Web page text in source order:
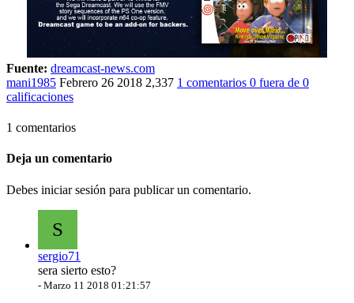
Fuente: dreamcast-news.com
mani1985 Febrero 26 2018 2,337 1 comentarios 0 fuera de 0
calificaciones
1 comentarios
Deja un comentario
Debes iniciar sesión para publicar un comentario.
S
sergio71
sera sierto esto?
- Marzo 11 2018 01:21:57